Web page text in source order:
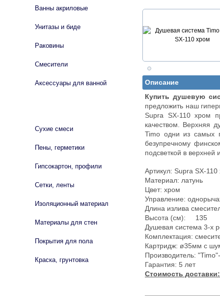
Описание
Купить душевую
предложить наш
Supra SX-110 хром
качеством. Верхняя
Timo одни из самых
безупречному
подсветкой в
Артикул: Supra SX-110
Материал: латунь
Цвет: хром
Управление:
Длина излива
Высота (см): 135
Душевая система 3-х
Комплектация:
Картридж: ø35мм с
Производитель:
Гарантия: 5 лет
Стоимость
Ванны акриловые
Унитазы и биде
Раковины
Смесители
Аксессуары для ванной
Сухие смеси
Пены, герметики
Гипсокартон, профили
Сетки, ленты
Изоляционный материал
Материалы для стен
Покрытия для пола
Краска, грунтовка